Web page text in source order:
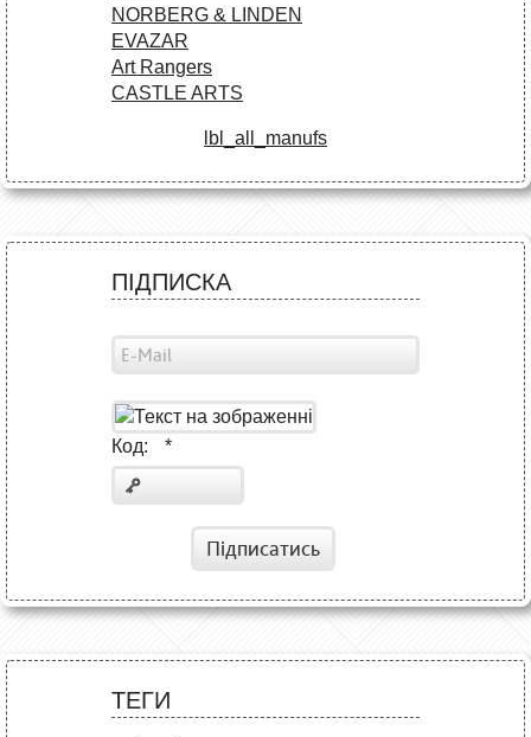
NORBERG & LINDEN
EVAZAR
Art Rangers
CASTLE ARTS
lbl_all_manufs
ПІДПИСКА
Код: *
Підписатись
ТЕГИ